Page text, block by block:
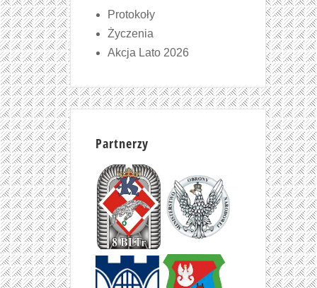
Protokoły
Życzenia
Akcja Lato 2026
Partnerzy